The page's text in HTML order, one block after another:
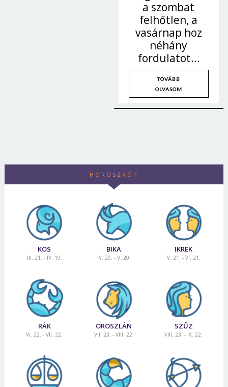
a szombat
felhőtlen, a
vasárnap hoz
néhány
fordulatot…
TOVÁBB
OLVASOM
HOROSZKÓP
KOS
III. 21. - IV. 19.
BIKA
IV. 20. - V. 20.
IKREK
V. 21. - VI. 21.
RÁK
VI. 22. - VII. 22.
OROSZLÁN
VII. 23. - VIII. 22.
SZŰZ
VIII. 23. - IX. 22.